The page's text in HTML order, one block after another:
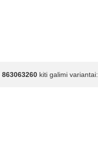
863063260 kiti galimi variantai: